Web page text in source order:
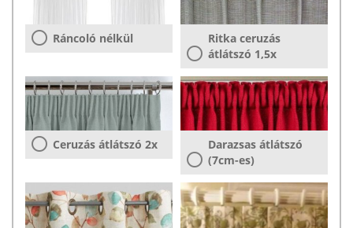
Ráncoló nélkül
Ritka ceruzás
átlátszó 1,5x
Ceruzás átlátszó 2x
Darazsas átlátszó
(7cm-es)